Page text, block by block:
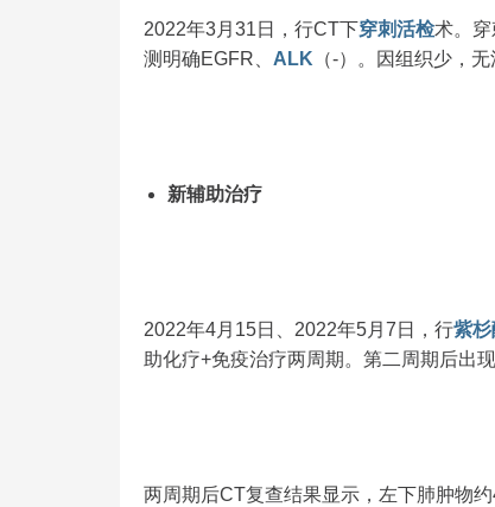
2022年3月31日，行CT下穿刺活检术。
测明确EGFR、 ALK （-）。因组织少，
新辅助治疗
2022年4月15日、2022年5月7日，行紫杉
助化疗+免疫治疗两周期。第二周期后出
两周期后CT复查结果显示，左下肺肿物